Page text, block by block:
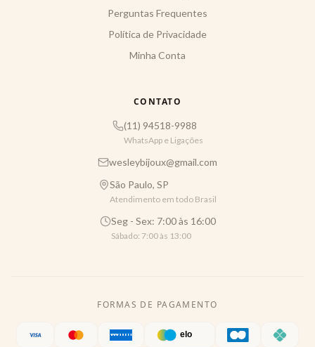
Perguntas Frequentes
Política de Privacidade
Minha Conta
CONTATO
(11) 94518-9988
WhatsApp e Ligações
wesleybijoux@gmail.com
São Paulo, SP
Atendimento em todo Brasil
Seg - Sex: 7:00 às 16:00
Sábado: 7:00 às 13:00
FORMAS DE PAGAMENTO